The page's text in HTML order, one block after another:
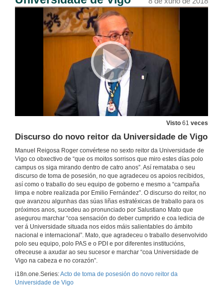
Visto 61 veces
Discurso do novo reitor da Universidade de Vigo
Manuel Reigosa Roger convértese no sexto reitor da Universidade de
Vigo co obxectivo de “que os moitos sorrisos que miro estes días polo
campus os siga mirando dentro de catro anos”. Así remataba o seu
discurso de toma de posesión, no que agradeceu os apoios recibidos,
así como o traballo do seu equipo de goberno e mesmo a “campaña
limpa e nobre realizada por Emilio Fernández”. O discurso do reitor, no
que avanzou algunhas das súas liñas estratéxicas de traballo para os
próximos anos, sucedeu ao pronunciado por Salustiano Mato que
asegurou marchar “coa sensación do deber cumprido e coa ledicia de
ver á Universidade situada nos eidos máis salientables do ámbito
nacional e internacional”. Mato, que agradeceu o traballo desenvolvido
polo seu equipo, polo PAS e o PDI e por diferentes institucións,
ofreceuse a axudar ao seu sucesor e marchar “coa Universidade de
Vigo na cabeza e no corazón”.
i18n.one.Series:Acto de toma de posesión do novo reitor da
Universidade de Vigo